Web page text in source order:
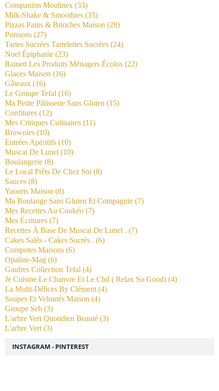
Companion Moulinex (33)
Milk-Shake & Smoothies (33)
Pizzas Pains & Brioches Maison (28)
Poissons (27)
Tartes Sucrées Tartelettes Sucrées (24)
Noel Épiphanie (23)
Rainett Les Produits Ménagers Écolos (22)
Glaces Maison (16)
Gâteaux (16)
Le Groupe Tefal (16)
Ma Petite Pâtisserie Sans Gluten (15)
Confitures (12)
Mes Critiques Culinaires (11)
Brownies (10)
Entrées Apéritifs (10)
Muscat De Lunel (10)
Boulangerie (8)
Le Local Prêts De Chez Soi (8)
Sauces (8)
Yaourts Maison (8)
Ma Boulange Sans Gluten Et Compagnie (7)
Mes Recettes Au Cookéo (7)
Mes Écritures (7)
Recettes À Base De Muscat De Lunel . (7)
Cakes Salés - Cakes Sucrés . (6)
Compotes Maisons (6)
Opaline-Mag (6)
Gaufres Collection Tefal (4)
Je Cuisine Le Chanvre Et Le Cbd ( Relax So Good) (4)
La Multi-Délices By Clément (4)
Soupes Et Veloutés Maison (4)
Groupe Seb (3)
L'arbre Vert Quotidien Beauté (3)
L'arbre Vert (3)
INSTAGRAM - PINTEREST